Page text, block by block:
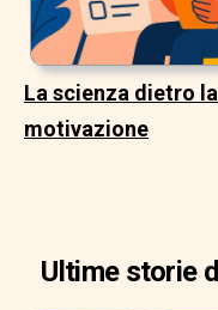
La scienza dietro la
motivazione
Ultime storie